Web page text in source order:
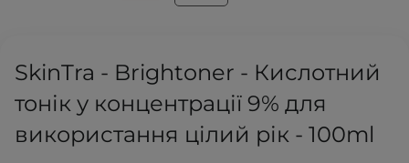
SkinTra - Brightoner - Кислотний
тонік у концентрації 9% для
використання цілий рік - 100ml